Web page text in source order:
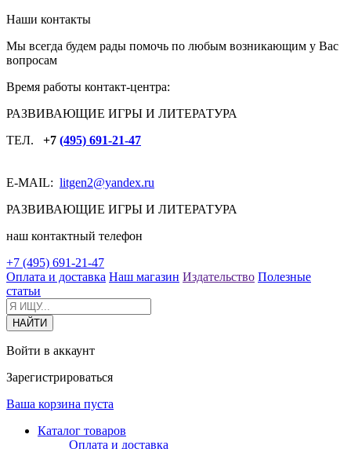
Наши контакты
Мы всегда будем рады помочь по любым возникающим у Вас
вопросам
Время работы контакт-центра:
РАЗВИВАЮЩИЕ ИГРЫ И ЛИТЕРАТУРА
ТЕЛ. +7 (495) 691-21-47
E-MAIL: litgen2@yandex.ru
РАЗВИВАЮЩИЕ ИГРЫ И ЛИТЕРАТУРА
наш контактный телефон
+7 (495) 691-21-47
Оплата и доставка Наш магазин Издательство Полезные
статьи
Войти в аккаунт
Зарегистрироваться
Ваша корзина пуста
Каталог товаров
Оплата и доставка